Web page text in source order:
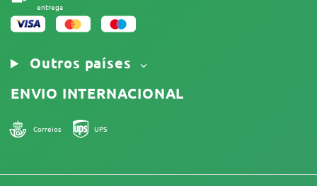
entrega
Outros países
ENVIO INTERNACIONAL
Correios UPS